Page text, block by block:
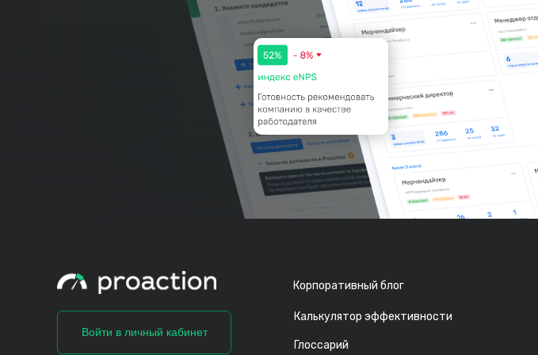
Войти в личный кабинет
Корпоративный блог
Калькулятор эффективности
Глоссарий